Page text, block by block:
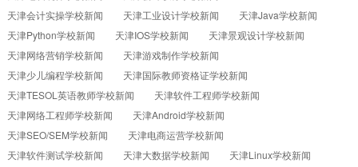
天津会计实操学校新闻
天津工业设计学校新闻
天津Java学校新闻
天津Python学校新闻
天津IOS学校新闻
天津景观设计学校新闻
天津网络营销学校新闻
天津游戏制作学校新闻
天津少儿编程学校新闻
天津国际教师资格证学校新闻
天津TESOL英语教师学校新闻
天津软件工程师学校新闻
天津网络工程师学校新闻
天津Android学校新闻
天津SEO/SEM学校新闻
天津电商运营学校新闻
天津软件测试学校新闻
天津大数据学校新闻
天津Linux学校新闻